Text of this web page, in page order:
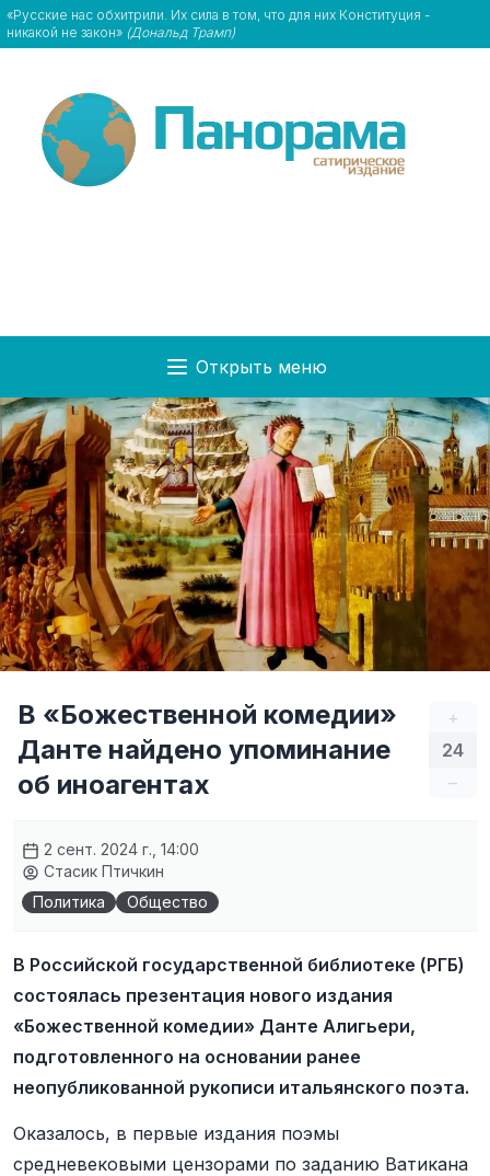
«Русские нас обхитрили. Их сила в том, что для них Конституция -
никакой не закон» (Дональд Трамп)
Открыть меню
+
24
–
В «Божественной комедии»
Данте найдено упоминание
об иноагентах
2 сент. 2024 г., 14:00
Стасик Птичкин
Политика
Общество
В Российской государственной библиотеке (РГБ)
состоялась презентация нового издания
«Божественной комедии» Данте Алигьери,
подготовленного на основании ранее
неопубликованной рукописи итальянского поэта.
Оказалось, в первые издания поэмы
средневековыми цензорами по заданию Ватикана